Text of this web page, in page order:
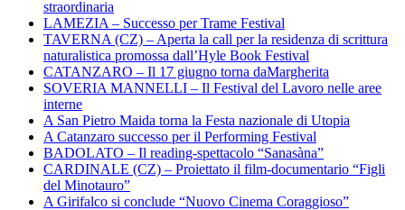
straordinaria
LAMEZIA – Successo per Trame Festival
TAVERNA (CZ) – Aperta la call per la residenza di scrittura
naturalistica promossa dall’Hyle Book Festival
CATANZARO – Il 17 giugno torna daMargherita
SOVERIA MANNELLI – Il Festival del Lavoro nelle aree
interne
A San Pietro Maida torna la Festa nazionale di Utopia
A Catanzaro successo per il Performing Festival
BADOLATO – Il reading-spettacolo “Sanasàna”
CARDINALE (CZ) – Proiettato il film-documentario “Figli
del Minotauro”
A Girifalco si conclude “Nuovo Cinema Coraggioso”